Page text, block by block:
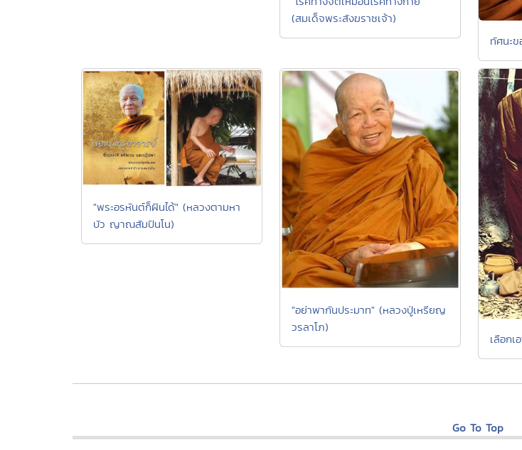
(สมเด็จพระสังฆราชเจ้า)
ทัศนะ
"พระอรหันต์ก็ฝันได้" (หลวงตามหา
บัว ญาณสัมปันโน)
"อย่าพากันประมาท" (หลวงปู่เหรียญ
วรลาโภ)
เลือกเ
Go To Top